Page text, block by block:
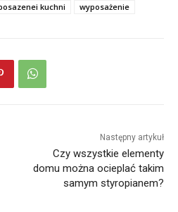
kuchni wyposażenie
Następny artykuł
Czy wszystkie elementy
domu można ocieplać takim
samym styropianem?